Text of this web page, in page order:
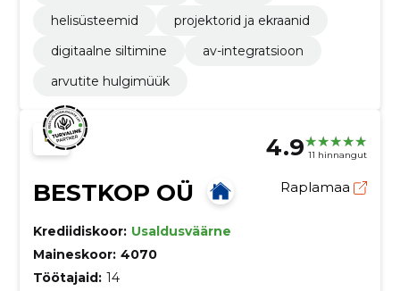
helisüsteemid
projektorid ja ekraanid
digitaalne siltimine
av-integratsioon
arvutite hulgimüük
4.9 11 hinnangut
BESTKOP OÜ Raplamaa
Krediidiskoor: Usaldusväärne
Maineskoor: 4070
Töötajaid: 14